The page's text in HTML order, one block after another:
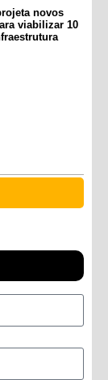
novos
viabilizar 10